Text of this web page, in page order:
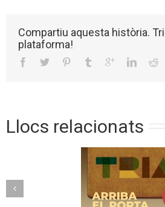
Compartiu aquesta història.
plataforma!
Llocs relacionats
el porta a